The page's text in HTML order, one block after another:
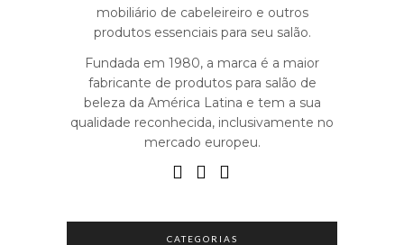
mobiliário de cabeleireiro e outros
produtos essenciais para seu salão.
Fundada em 1980, a marca é a maior
fabricante de produtos para salão de
beleza da América Latina e tem a sua
qualidade reconhecida, inclusivamente no
mercado europeu.
CATEGORIAS